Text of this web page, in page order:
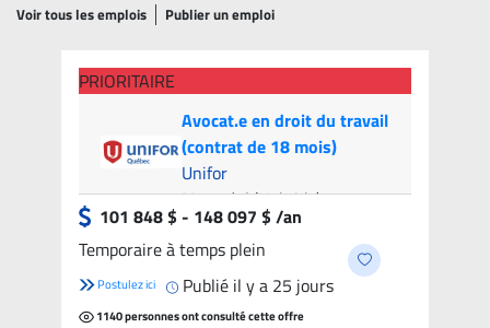
Voir tous les emplois Publier un emploi
PRIORITAIRE
Avocat.e en droit du travail
(contrat de 18 mois)
Unifor
Montréal (Hybride)- 9
candidats
101 848 $ - 148 097 $ /an
Temporaire à temps plein
Postulez ici Publié il y a 25 jours
1140 personnes ont consulté cette offre